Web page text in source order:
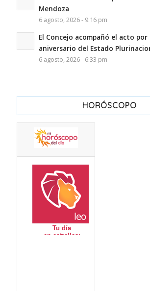
Mendoza
6 agosto, 2026 - 9:16 pm
El Concejo acompañó el acto por
aniversario del Estado
6 agosto, 2026 - 6:33 pm
HORÓSCOPO